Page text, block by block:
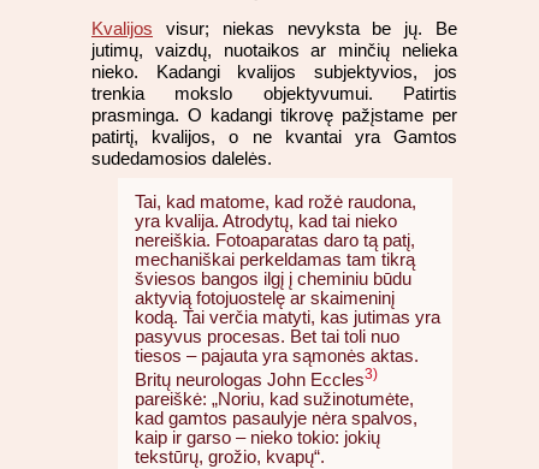
Kvalijos visur; niekas nevyksta be jų. Be
jutimų, vaizdų, nuotaikos ar minčių nelieka
nieko. Kadangi kvalijos subjektyvios, jos
trenkia mokslo objektyvumui. Patirtis
prasminga. O kadangi tikrovę pažįstame per
patirtį, kvalijos, o ne kvantai yra Gamtos
sudedamosios dalelės.
Tai, kad matome, kad rožė raudona,
yra kvalija. Atrodytų, kad tai nieko
nereiškia. Fotoaparatas daro tą patį,
mechaniškai perkeldamas tam tikrą
šviesos bangos ilgį į cheminiu būdu
aktyvią fotojuostelę ar skaimeninį
kodą. Tai verčia matyti, kas jutimas yra
pasyvus procesas. Bet tai toli nuo
tiesos – pajauta yra sąmonės aktas.
Britų neurologas John Eccles3)
pareiškė: „Noriu, kad sužinotumėte,
kad gamtos pasaulyje nėra spalvos,
kaip ir garso – nieko tokio: jokių
tekstūrų, grožio, kvapų“.